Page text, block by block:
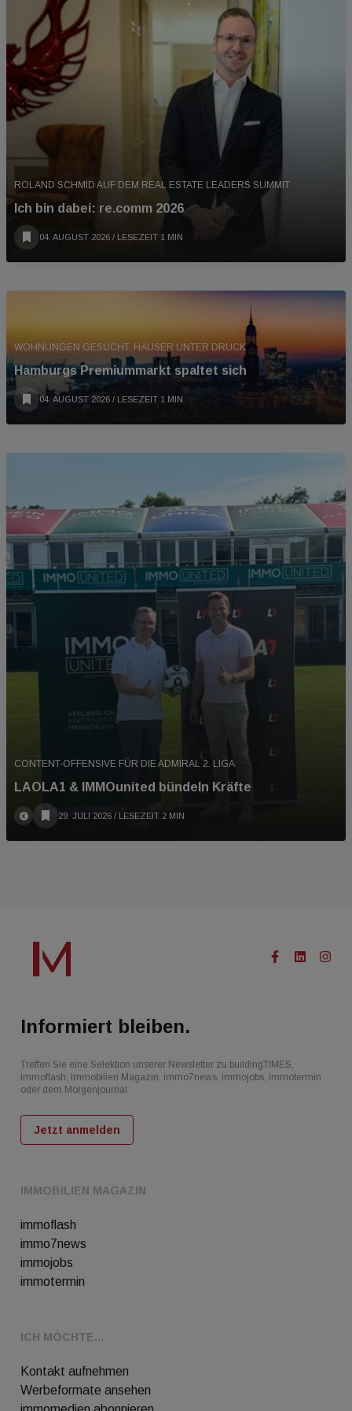
ROLAND SCHMID AUF DEM REAL ESTATE LEADERS SUMMIT
Ich bin dabei: re.comm 2026
04. AUGUST 2026 / LESEZEIT 1 MIN
WOHNUNGEN GESUCHT, HÄUSER UNTER DRUCK
Hamburgs Premiummarkt spaltet sich
04. AUGUST 2026 / LESEZEIT 1 MIN
CONTENT-OFFENSIVE FÜR DIE ADMIRAL 2. LIGA
LAOLA1 & IMMOunited bündeln Kräfte
29. JULI 2026 / LESEZEIT 2 MIN
IMMOBILIEN MAGAZIN
immoflash
immo7news
immojobs
immotermin
ICH MÖCHTE...
Kontakt aufnehmen
Werbeformate ansehen
Informiert bleiben.
Treffen Sie eine Selektion unserer Newsletter zu buildingTIMES,
immoflash, Immobilien Magazin, immo7news, immojobs, immotermin
oder dem Morgenjournal
Jetzt anmelden